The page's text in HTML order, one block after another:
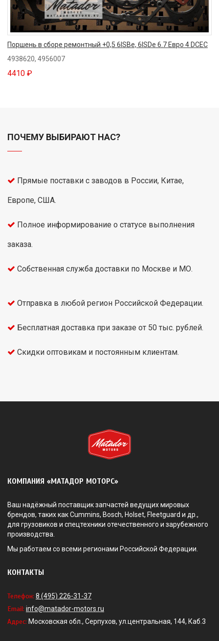
Поршень в сборе ремонтный +0,5 6ISBe, 6ISDe 6.7 Евро 4 DCEC
4938620, 4956007
4410 ₽
ПОЧЕМУ ВЫБИРАЮТ НАС?
Прямые поставки с заводов в России, Китае,
Европе, США.
Полное информирование о статусе выполнения
заказа.
Собственная служба доставки по Москве и МО.
Отправка в любой регион Российской Федерации.
Бесплатная доставка при заказе от 50 тыс. рублей.
Скидки оптовикам и постоянным клиентам.
КОМПАНИЯ «МАТАДОР МОТОРС»
Ваш надёжный поставщик запчастей ведущих мировых
брендов, таких как Cummins, Bosch, Holset, Fleetguard и др.,
для грузовиков и спецтехники отечественного и зарубежного
производства.
Мы работаем со всеми регионами Российской Федерации.
КОНТАКТЫ
Телефон: 8 (495) 226-31-37
Email: info@matador-motors.ru
Адрес: Московская обл., Серпухов, ул.центральная, 144, Каб.3